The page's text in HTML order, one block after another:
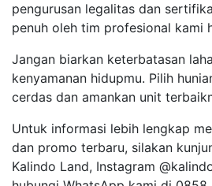
pengurusan legalitas dan
penuh oleh tim profesional kami
Jangan biarkan keterbatasan
kenyamanan hidupmu. Pilih
cerdas dan amankan unit
Untuk informasi lebih lengkap
dan promo terbaru, silakan
Kalindo Land, Instagram